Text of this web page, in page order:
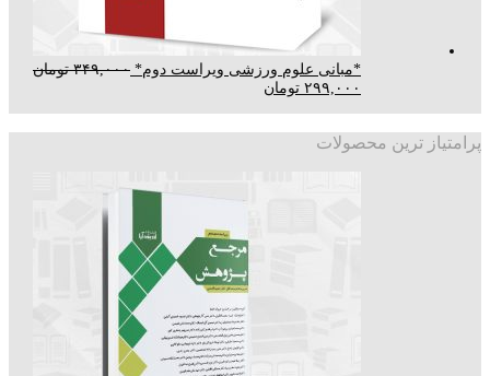
*مبانی علوم ورزشی ویراست دوم* ۳۴۹,۰۰۰ تومان
۲۹۹,۰۰۰ تومان
پرامتیاز ترین محصولات